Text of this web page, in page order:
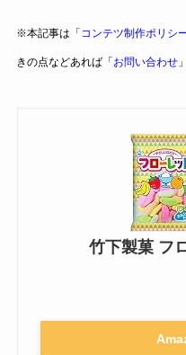
※本記事は「 コンテツ制作ポリシ
きの点などあれば「 お問い合わせ
竹下製菓 フ